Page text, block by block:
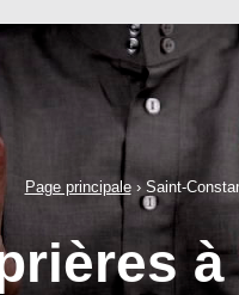
Page principale› Saint-